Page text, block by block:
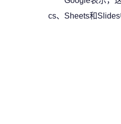
cs、Sheets和